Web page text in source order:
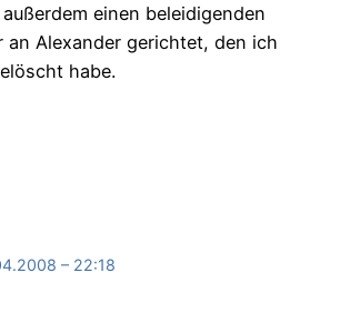
einen beleidigenden
an Alexander gerichtet, den ich
habe.
– 22:18